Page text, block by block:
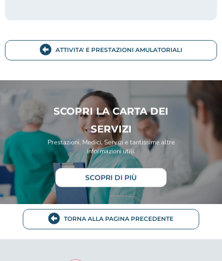
ATTIVITA' E PRESTAZIONI AMULATORIALI
SCOPRI LA CARTA DEI
SERVIZI
Prestazioni, Medici, Servizi e tantissime altre
informazioni utili.
SCOPRI DI PIÙ
TORNA ALLA PAGINA PRECEDENTE